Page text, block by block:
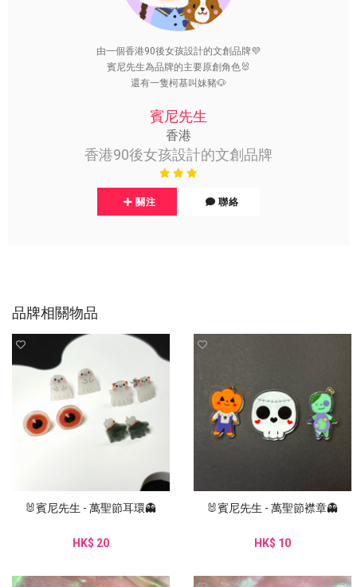
由一個香港90後女孩設計的文創品牌💜
賓尼先生為品牌的主要原創角色🐰
還有一隻柯基叫妹豬🐶
賓尼先生
香港
香港90後女孩設計的文創品牌
關注 聯絡
品牌相關物品
🐰賓尼先生 - 萬聖節耳環👻
HK$ 20
🐰賓尼先生 - 萬聖節襟章👻
HK$ 10